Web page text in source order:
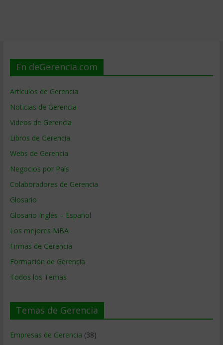
En deGerencia.com
Artículos de Gerencia
Noticias de Gerencia
Videos de Gerencia
Libros de Gerencia
Webs de Gerencia
Negocios por País
Colaboradores de Gerencia
Glosario
Glosario Inglés – Español
Los mejores MBA
Firmas de Gerencia
Formación de Gerencia
Todos los Temas
Temas de Gerencia
Empresas de Gerencia (38)